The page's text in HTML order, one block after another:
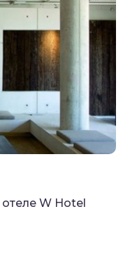
W Hotel